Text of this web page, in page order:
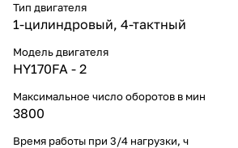
Тип двигателя
1-цилиндровый, 4-тактный
Модель двигателя
HY170FA - 2
Максимальное число оборотов в мин
3800
Время работы при 3/4 нагрузки, ч